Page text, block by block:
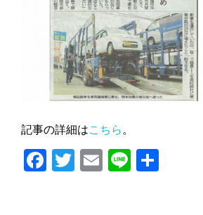
記事の詳細はこちら。
Facebook
Twitter
Email
Line